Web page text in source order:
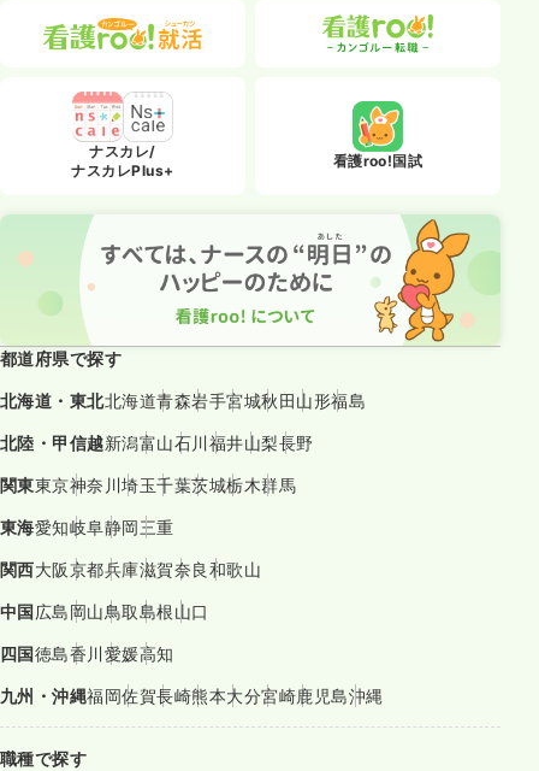
ナスカレ/
ナスカレPlus+
看護roo!国試
都道府県で探す
北海道・東北北海道青森岩手宮城秋田山形福島
北陸・甲信越新潟富山石川福井山梨長野
関東東京神奈川埼玉千葉茨城栃木群馬
東海愛知岐阜静岡三重
関西大阪京都兵庫滋賀奈良和歌山
中国広島岡山鳥取島根山口
四国徳島香川愛媛高知
九州・沖縄福岡佐賀長崎熊本大分宮崎鹿児島沖縄
職種で探す